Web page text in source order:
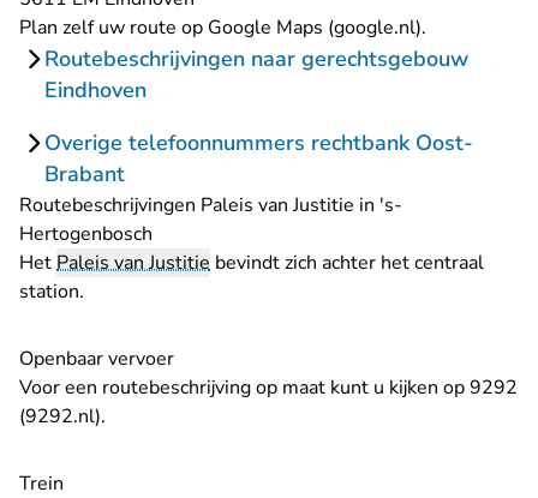
Plan zelf uw route op Google Maps (google.nl)- U verlaat
.
Routebeschrijvingen naar gerechtsgebouw
Eindhoven
Overige telefoonnummers rechtbank Oost-
Brabant
Routebeschrijvingen Paleis van Justitie in 's-
Hertogenbosch
HetPaleis van Justitie bevindt zich achter het centraal
station.
Openbaar vervoer
Voor een routebeschrijving op maat kunt u kijken op9292
(9292.nl)- U verlaat Rechtspraak.nl
.
Trein